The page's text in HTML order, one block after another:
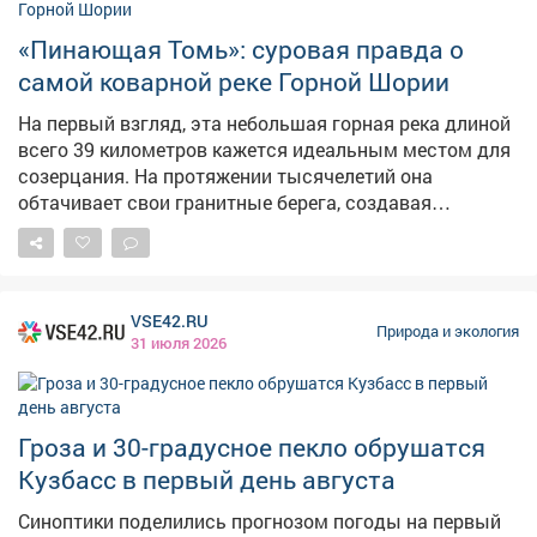
сторонними сайтами или платформой Минэкологии,
где публикуют информацию о режимах НМУ.
«Пинающая Томь»: суровая правда о
самой коварной реке Горной Шории
На первый взгляд, эта небольшая горная река длиной
всего 39 километров кажется идеальным местом для
созерцания. На протяжении тысячелетий она
обтачивает свои гранитные берега, создавая
причудливые формы, словно искусный скульптор,
отсекающий всё лишнее. Теба - левый приток Томи.
буйный нрав. И этот нрав во всей красе раскрывается
находятся печально известные порог Брувер и
«Ленкина бочка». Эти названия даны не ради красного
словца - они хранят память о тех, кто утонул в этих
водах. Теба невероятно коварна. Сплав по ней требует
предельной осторожности, холодной головы и очень
серьезного уровня подготовки. Тайга ошибок не
VSE42.RU
31 июля 2026
Природа и экология
Гроза и 30-градусное пекло обрушатся
Кузбасс в первый день августа
Синоптики поделились прогнозом погоды на первый